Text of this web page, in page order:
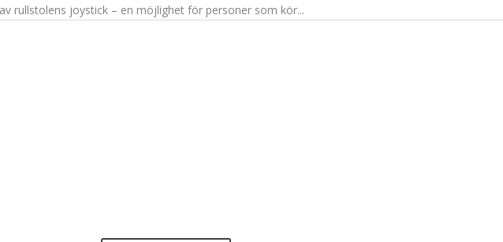
rullstolens joystick – en möjlighet för personer som kör...